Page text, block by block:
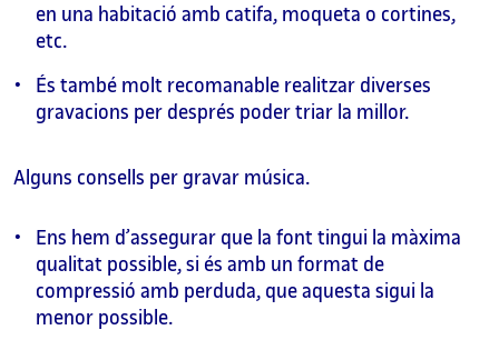
en una habitació amb catifa, moqueta o cortines,
etc.
És també molt recomanable realitzar diverses
gravacions per després poder triar la millor.
Alguns consells per gravar música.
Ens hem d’assegurar que la font tingui la màxima
qualitat possible, si és amb un format de
compressió amb perduda, que aquesta sigui la
menor possible.